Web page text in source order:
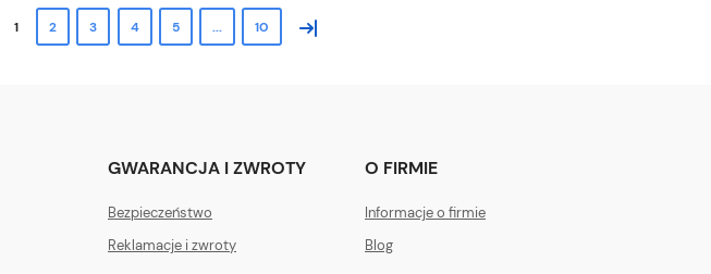
1 2 3 4 5 ... 10 »
GWARANCJA I ZWROTY
Bezpieczeństwo
Reklamacje i zwroty
O FIRMIE
Informacje o firmie
Blog